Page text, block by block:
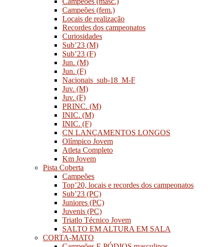
Campeões (fem.)
Locais de realização
Recordes dos campeonatos
Curiosidades
Sub’23 (M)
Sub’23 (F)
Jun. (M)
Jun. (F)
Nacionais_sub-18_M-F
Juv. (M)
Juv. (F)
PRINC. (M)
INIC. (M)
INIC. (F)
CN LANÇAMENTOS LONGOS
Olímpico Jovem
Atleta Completo
Km Jovem
Pista Coberta
Campeões
Top’20, locais e recordes dos campeonatos
Sub’23 (PC)
Juniores (PC)
Juvenis (PC)
Triatlo Técnico Jovem
SALTO EM ALTURA EM SALA
CORTA-MATO